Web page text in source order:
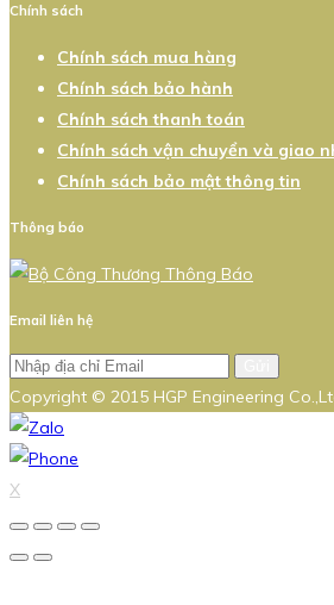
Chính sách
Chính sách mua hàng
Chính sách bảo hành
Chính sách thanh toán
Chính sách vận chuyển và giao
Chính sách bảo mật thông tin
Thông báo
Email liên hệ
Copyright © 2015 HGP Engineering
X